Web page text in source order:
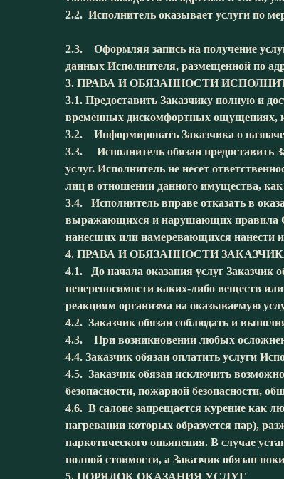
2.2. Исполнитель оказывает услуги по
2.3. Оформляя запись на получение
данных Исполнителя, размещенной по
3. ПРАВА И ОБЯЗАННОСТИ
3.1. Предоставить Заказчику полную и
временных дискомфортных ощущениях,
3.2. Информировать Заказчика о
3.3. Исполнитель обязан предоставить
услуг. Исполнитель не несет
лиц в отношении данного имущества,
3.4. Исполнитель вправе отказать в
выражающихся и нарушающих правила
нанесших или намеревающихся нанести
4. ПРАВА И ОБЯЗАННОСТИ
4.1. До начала оказания услуг Заказчик
непереносимости каких-либо веществ
реакциям организма на оказываемую
4.2. Заказчик обязан соблюдать и
4.3. При возникновении любых
4.4. Заказчик обязан оплатить услуги
4.5. Заказчик обязан исключить
безопасности, пожарной безопасности,
4.6. В салоне запрещается курение как
нагревании которых образуется пар),
наркотического опьянения. В случае
полной стоимости, а Заказчик обязан
5. ПОРЯДОК ОКАЗАНИЯ УСЛУГ